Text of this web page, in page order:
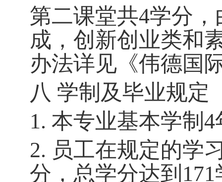
第二课堂共4学分
成，创新创业类和
办法详见《伟德国
八 学制及毕业规定
1. 本专业基本学制
2. 员工在规定的学
分，总学分达到